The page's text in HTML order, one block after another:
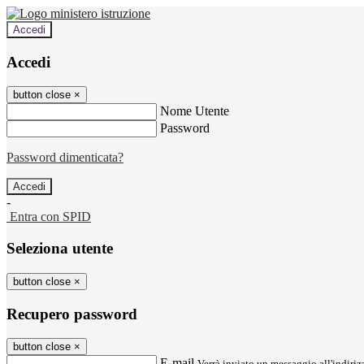
Accedi
Accedi
button close ×
Nome Utente
Password
Password dimenticata?
-
Entra con SPID
Seleziona utente
button close ×
Recupero password
button close ×